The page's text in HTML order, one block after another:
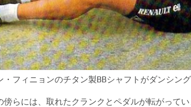
フィニョンのチタン製BBシャフトがダンシン
らには、取れたクランクとペダルが転がってい